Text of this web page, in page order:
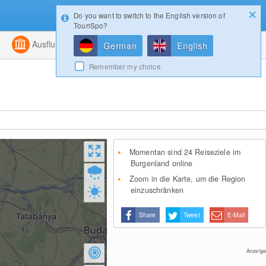
Kombiniert
Ausflugsziele Magazin
Momentan sind 24 Reiseziele im
Burgenland online
Zoom in die Karte, um die Region
einzuschränken
Share Tweet E-Mail
Anzeige
Login
Do you want to switch to the English version of
TouriSpo?
German English
Remember my choice
Konfigurator Gewinnspiele